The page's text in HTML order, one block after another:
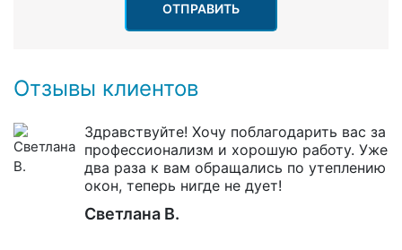
ОТПРАВИТЬ
Отзывы клиентов
Здравствуйте! Хочу поблагодарить вас за
профессионализм и хорошую работу. Уже
два раза к вам обращались по утеплению
окон, теперь нигде не дует!
Светлана В.